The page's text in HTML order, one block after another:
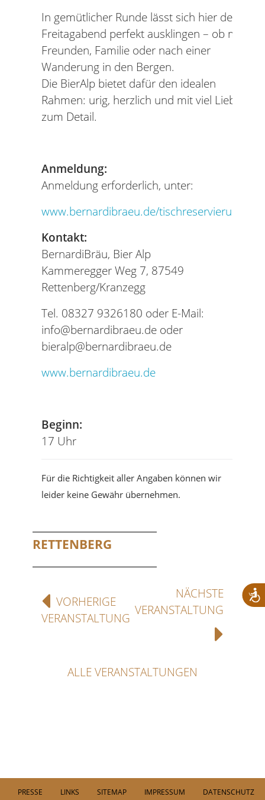
In gemütlicher Runde lässt sich hier der
Freitagabend perfekt ausklingen – ob mit
Freunden, Familie oder nach einer
Wanderung in den Bergen.
Die BierAlp bietet dafür den idealen
Rahmen: urig, herzlich und mit viel Liebe
zum Detail.
Anmeldung:
Anmeldung erforderlich, unter:
www.bernardibraeu.de/tischreservierung
Kontakt:
BernardiBräu, Bier Alp
Kammeregger Weg 7, 87549
Rettenberg/Kranzegg
Tel. 08327 9326180 oder E-Mail:
info@bernardibraeu.de oder
bieralp@bernardibraeu.de
www.bernardibraeu.de
Beginn:
17 Uhr
Für die Richtigkeit aller Angaben können wir
leider keine Gewähr übernehmen.
RETTENBERG
VORHERIGE
VERANSTALTUNG
NÄCHSTE
VERANSTALTUNG
ALLE VERANSTALTUNGEN
PRESSE LINKS SITEMAP IMPRESSUM DATENSCHUTZ